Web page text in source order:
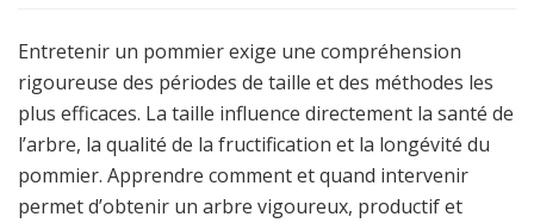
Entretenir un pommier exige une compréhension
rigoureuse des périodes de taille et des méthodes les
plus efficaces. La taille influence directement la santé de
l’arbre, la qualité de la fructification et la longévité du
pommier. Apprendre comment et quand intervenir
permet d’obtenir un arbre vigoureux, productif et